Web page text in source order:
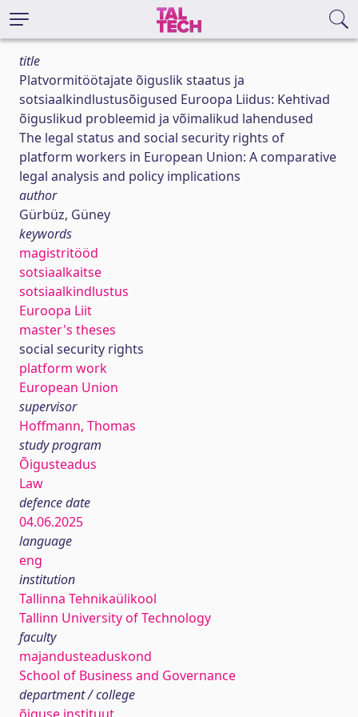
title
Platvormitöötajate õiguslik staatus ja
sotsiaalkindlustusõigused Euroopa Liidus: Kehtivad
õiguslikud probleemid ja võimalikud lahendused
The legal status and social security rights of
platform workers in European Union: A comparative
legal analysis and policy implications
author
Gürbüz, Güney
keywords
magistritööd
sotsiaalkaitse
sotsiaalkindlustus
Euroopa Liit
master's theses
social security rights
platform work
European Union
supervisor
Hoffmann, Thomas
study program
Õigusteadus
Law
defence date
04.06.2025
language
eng
institution
Tallinna Tehnikaülikool
Tallinn University of Technology
faculty
majandusteaduskond
School of Business and Governance
department / college